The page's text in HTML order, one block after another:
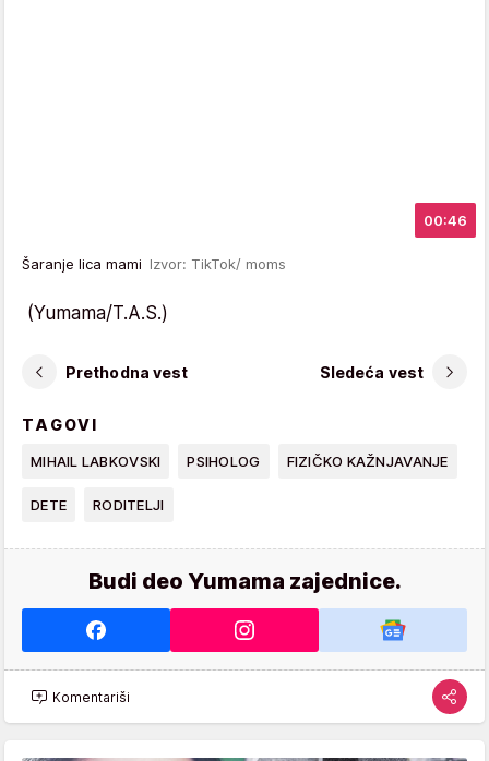
00:46
Šaranje lica mami Izvor: TikTok/ moms
(Yumama/T.A.S.)
Prethodna vest Sledeća vest
TAGOVI
MIHAIL LABKOVSKI PSIHOLOG FIZIČKO KAŽNJAVANJE
DETE RODITELJI
Budi deo Yumama zajednice.
Komentariši